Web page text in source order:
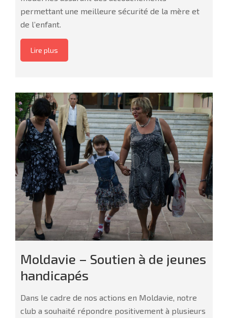
permettant une meilleure sécurité de la mère et
de l’enfant.
Lire plus
Moldavie – Soutien à de jeunes
handicapés
Dans le cadre de nos actions en Moldavie, notre
club a souhaité répondre positivement à plusieurs